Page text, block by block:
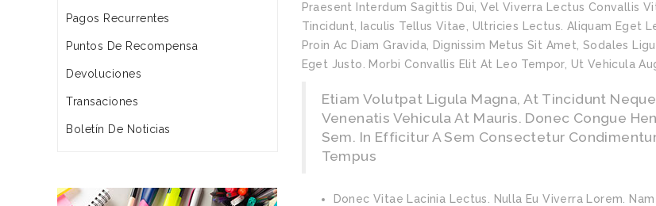
Pagos Recurrentes
Puntos De Recompensa
Devoluciones
Transaciones
Boletín De Noticias
Praesent Interdum Sagittis Dui, Vel Viverra Lectus Convallis
Tincidunt, Iaculis Tellus Vitae, Ultricies Lectus. Aliquam Eget
Proin Ac Diam Gravida, Dignissim Metus Sit Amet, Sodales
Eget Justo. Morbi Convallis Elit At Leo Tempor, Ut Vehicula
Etiam Volutpat Ligula Magna, At Tincidunt
Venenatis Vehicula At Mauris. Donec Congue
Sem. In Efficitur A Sem Consectetur
Tempus
Donec Vitae Lacinia Lectus. Nulla Eu Viverra Lorem.